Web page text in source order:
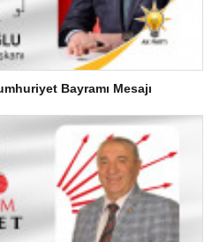
Bayramı Mesajı